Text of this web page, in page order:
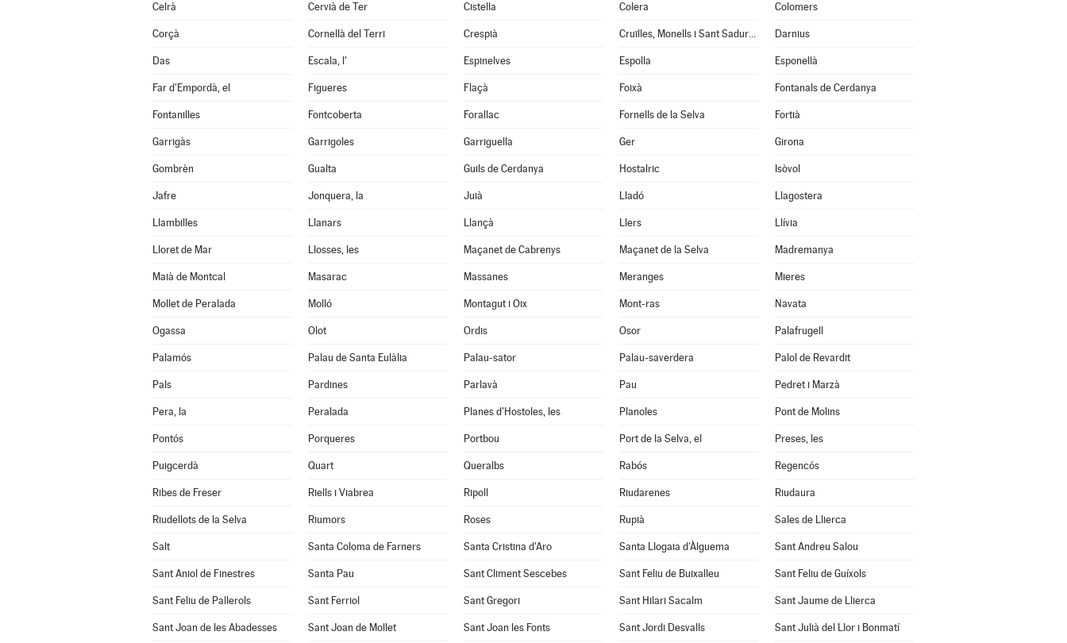
Celrà Cervià de Ter Cistella Colera Colomers
Corçà Cornellà del Terri Crespià Cruïlles, Monells i Sant Sadurní de l'Heura Darnius
Das Escala, l' Espinelves Espolla Esponellà
Far d'Empordà, el Figueres Flaçà Foixà Fontanals de Cerdanya
Fontanilles Fontcoberta Forallac Fornells de la Selva Fortià
Garrigàs Garrigoles Garriguella Ger Girona
Gombrèn Gualta Guils de Cerdanya Hostalric Isòvol
Jafre Jonquera, la Juià Lladó Llagostera
Llambilles Llanars Llançà Llers Llívia
Lloret de Mar Llosses, les Maçanet de Cabrenys Maçanet de la Selva Madremanya
Maià de Montcal Masarac Massanes Meranges Mieres
Mollet de Peralada Molló Montagut i Oix Mont-ras Navata
Ogassa Olot Ordis Osor Palafrugell
Palamós Palau de Santa Eulàlia Palau-sator Palau-saverdera Palol de Revardit
Pals Pardines Parlavà Pau Pedret i Marzà
Pera, la Peralada Planes d'Hostoles, les Planoles Pont de Molins
Pontós Porqueres Portbou Port de la Selva, el Preses, les
Puigcerdà Quart Queralbs Rabós Regencós
Ribes de Freser Riells i Viabrea Ripoll Riudarenes Riudaura
Riudellots de la Selva Riumors Roses Rupià Sales de Llierca
Salt Santa Coloma de Farners Santa Cristina d'Aro Santa Llogaia d'Àlguema Sant Andreu Salou
Sant Aniol de Finestres Santa Pau Sant Climent Sescebes Sant Feliu de Buixalleu Sant Feliu de Guíxols
Sant Feliu de Pallerols Sant Ferriol Sant Gregori Sant Hilari Sacalm Sant Jaume de Llierca
Sant Joan de les Abadesses Sant Joan de Mollet Sant Joan les Fonts Sant Jordi Desvalls Sant Julià del Llor i Bonmatí